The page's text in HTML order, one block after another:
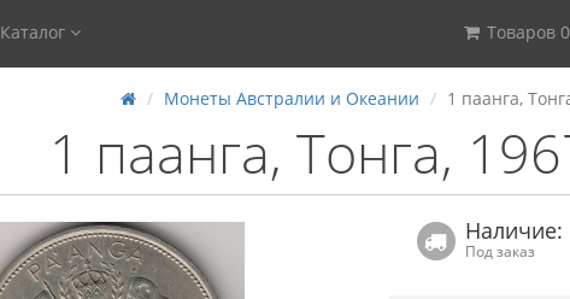
Каталог Товаров
Монеты Австралии и Океании 1 паанга,
1 паанга, Тонга,
Наличие:
Под заказ